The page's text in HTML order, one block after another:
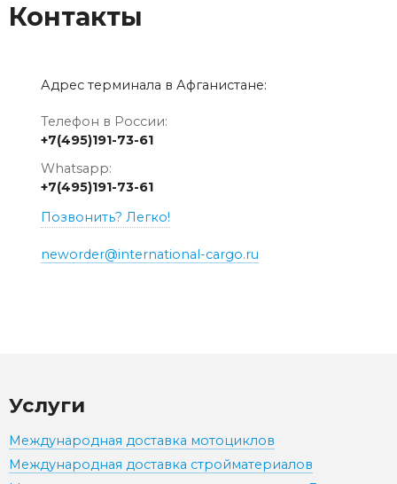
Контакты
Адрес терминала в Афганистане:
Телефон в России:
+7(495)191-73-61
Whatsapp:
+7(495)191-73-61
Позвонить? Легко!
neworder@international-cargo.ru
Услуги
Международная доставка мотоциклов
Международная доставка стройматериалов